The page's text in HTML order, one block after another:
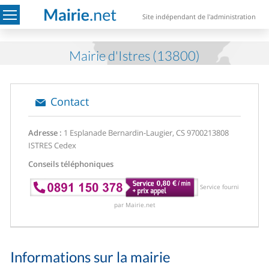
Site indépendant de l'administration
Mairie d'Istres (13800)
Contact
Adresse : 1 Esplanade Bernardin-Laugier, CS 9700213808
ISTRES Cedex
Conseils téléphoniques
Service fourni
par Mairie.net
Informations sur la mairie